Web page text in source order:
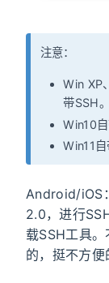
注意：
Win XP
带SSH。
Win10
Win11
Android/iOS
2.0，进行
载SSH工具
的，挺不方便